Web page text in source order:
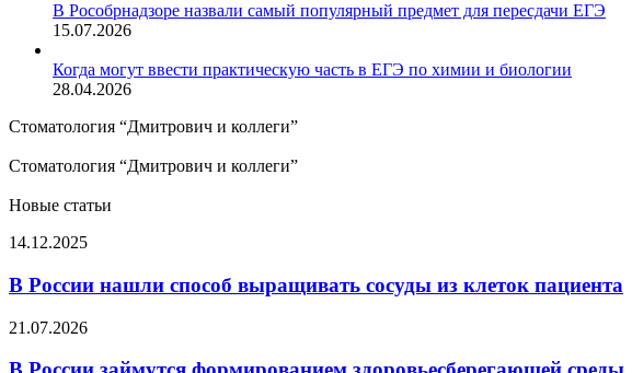
В Рособрнадзоре назвали самый популярный предмет для пересдачи ЕГЭ
15.07.2026
Когда могут ввести практическую часть в ЕГЭ по химии и биологии
28.04.2026
Стоматология “Дмитрович и коллеги”
Стоматология “Дмитрович и коллеги”
Новые статьи
В
нашли
способ
выращивать
сосуды
из
14.12.2025
В России нашли способ выращивать сосуды из клеток пациента
В
займутся
21.07.2026